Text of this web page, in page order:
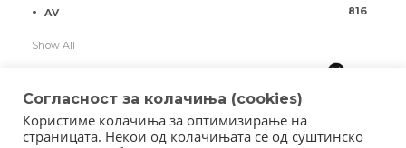
AV 816
Show All
Согласност за колачиња (cookies)
Користиме колачиња за оптимизирање на
страницата. Некои од колачињата се од суштинско